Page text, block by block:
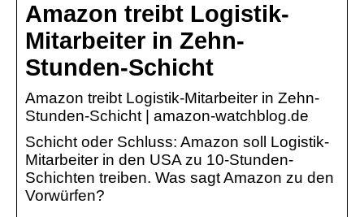
Amazon treibt Logistik-
Mitarbeiter in Zehn-
Stunden-Schicht
Amazon treibt Logistik-Mitarbeiter in Zehn-
Stunden-Schicht | amazon-watchblog.de
Schicht oder Schluss: Amazon soll Logistik-
Mitarbeiter in den USA zu 10-Stunden-
Schichten treiben. Was sagt Amazon zu den
Vorwürfen?